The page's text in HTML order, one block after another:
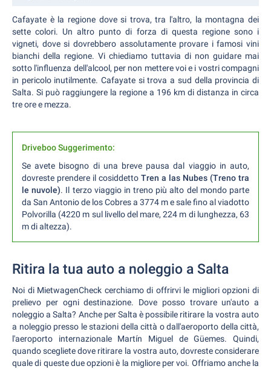
Cafayate è la regione dove si trova, tra l'altro, la montagna dei
sette colori. Un altro punto di forza di questa regione sono i
vigneti, dove si dovrebbero assolutamente provare i famosi vini
bianchi della regione. Vi chiediamo tuttavia di non guidare mai
sotto l'influenza dell'alcool, per non mettere voi e i vostri compagni
in pericolo inutilmente. Cafayate si trova a sud della provincia di
Salta. Si può raggiungere la regione a 196 km di distanza in circa
tre ore e mezza.
Driveboo Suggerimento:
Se avete bisogno di una breve pausa dal viaggio in auto,
dovreste prendere il cosiddetto Tren a las Nubes (Treno tra
le nuvole). Il terzo viaggio in treno più alto del mondo parte
da San Antonio de los Cobres a 3774 m e sale fino al viadotto
Polvorilla (4220 m sul livello del mare, 224 m di lunghezza, 63
m di altezza).
Ritira la tua auto a noleggio a Salta
Noi di MietwagenCheck cerchiamo di offrirvi le migliori opzioni di
prelievo per ogni destinazione. Dove posso trovare un'auto a
noleggio a Salta? Anche per Salta è possibile ritirare la vostra auto
a noleggio presso le stazioni della città o dall'aeroporto della città,
l'aeroporto internazionale Martín Miguel de Güemes. Quindi,
quando scegliete dove ritirare la vostra auto, dovreste considerare
quale di queste due opzioni è la migliore per voi. Offriamo anche la